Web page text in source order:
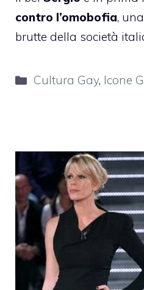
contro l’omobofia,
brutte della società
Categorie
Cultura Gay, Icone